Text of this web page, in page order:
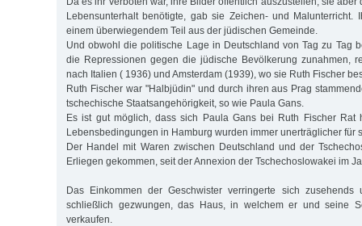
Lebensunterhalt benötigte, gab sie Zeichen- und Malunterricht.
einem überwiegendem Teil aus der jüdischen Gemeinde.
Und obwohl die politische Lage in Deutschland von Tag zu Tag
die Repressionen gegen die jüdische Bevölkerung zunahmen,
nach Italien ( 1936) und Amsterdam (1939), wo sie Ruth Fischer
Ruth Fischer war "Halbjüdin" und durch ihren aus Prag
tschechische Staatsangehörigkeit, so wie Paula Gans.
Es ist gut möglich, dass sich Paula Gans bei Ruth Fischer Rat
Lebensbedingungen in Hamburg wurden immer unerträglicher für
Der Handel mit Waren zwischen Deutschland und der
Erliegen gekommen, seit der Annexion der Tschechoslowakei im
Das Einkommen der Geschwister verringerte sich
schließlich gezwungen, das Haus, in welchem er und seine
verkaufen.